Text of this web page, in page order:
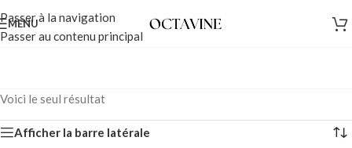
Passer à la navigation
Passer au contenu principal
MENU
Voici le seul résultat
Afficher la barre latérale